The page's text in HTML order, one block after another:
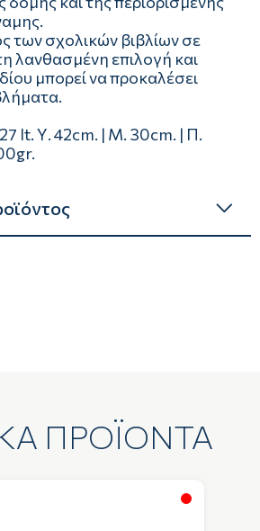
των σχολικών βιβλίων σε
λανθασμένη επιλογή και
μπορεί να προκαλέσει
lt. Υ. 42cm. | Μ. 30cm. | Π.
ΠΡΟΪΟΝΤΑ